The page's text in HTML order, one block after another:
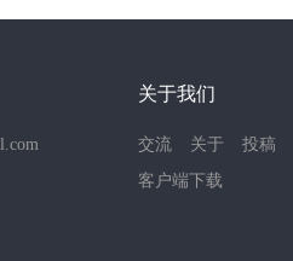
关于我们
交流 关于
投稿
客户端下载